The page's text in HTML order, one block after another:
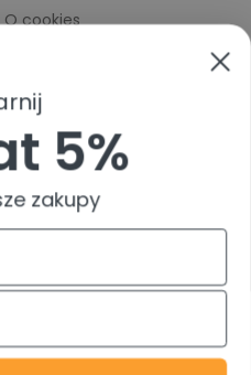
O cookies
- Warszawa
danych dzięki
5%
zakupy